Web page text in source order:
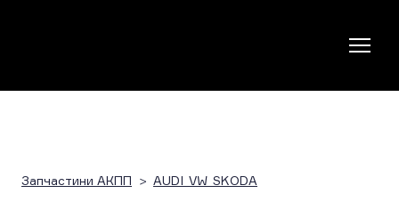
Запчастини АКПП AUDI_VW_SKODA